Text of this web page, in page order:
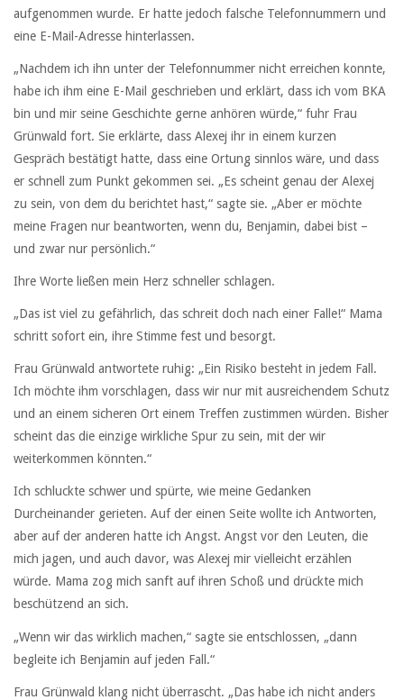
aufgenommen wurde. Er hatte jedoch falsche Telefonnummern und
eine E-Mail-Adresse hinterlassen.
„Nachdem ich ihn unter der Telefonnummer nicht erreichen konnte,
habe ich ihm eine E-Mail geschrieben und erklärt, dass ich vom BKA
bin und mir seine Geschichte gerne anhören würde,“ fuhr Frau
Grünwald fort. Sie erklärte, dass Alexej ihr in einem kurzen
Gespräch bestätigt hatte, dass eine Ortung sinnlos wäre, und dass
er schnell zum Punkt gekommen sei. „Es scheint genau der Alexej
zu sein, von dem du berichtet hast,“ sagte sie. „Aber er möchte
meine Fragen nur beantworten, wenn du, Benjamin, dabei bist –
und zwar nur persönlich.“
Ihre Worte ließen mein Herz schneller schlagen.
„Das ist viel zu gefährlich, das schreit doch nach einer Falle!“ Mama
schritt sofort ein, ihre Stimme fest und besorgt.
Frau Grünwald antwortete ruhig: „Ein Risiko besteht in jedem Fall.
Ich möchte ihm vorschlagen, dass wir nur mit ausreichendem Schutz
und an einem sicheren Ort einem Treffen zustimmen würden. Bisher
scheint das die einzige wirkliche Spur zu sein, mit der wir
weiterkommen könnten.“
Ich schluckte schwer und spürte, wie meine Gedanken
Durcheinander gerieten. Auf der einen Seite wollte ich Antworten,
aber auf der anderen hatte ich Angst. Angst vor den Leuten, die
mich jagen, und auch davor, was Alexej mir vielleicht erzählen
würde. Mama zog mich sanft auf ihren Schoß und drückte mich
beschützend an sich.
„Wenn wir das wirklich machen,“ sagte sie entschlossen, „dann
begleite ich Benjamin auf jeden Fall.“
Frau Grünwald klang nicht überrascht. „Das habe ich nicht anders